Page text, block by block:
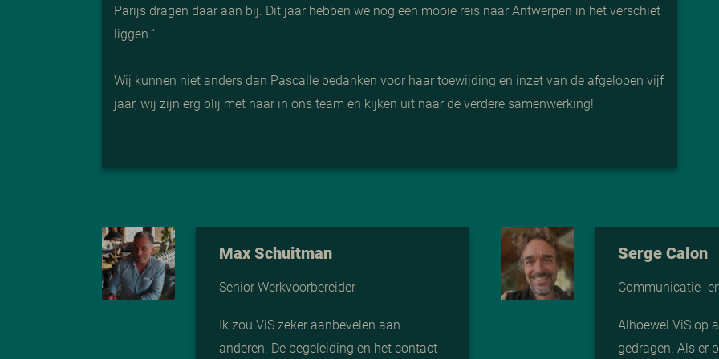
Parijs dragen daar aan bij. Dit jaar hebben we nog een mooie reis naar Antwerpen in het verschiet
liggen.”
Wij kunnen niet anders dan Pascalle bedanken voor haar toewijding en inzet van de afgelopen vijf
jaar, wij zijn erg blij met haar in ons team en kijken uit naar de verdere samenwerking!
Max Schuitman
Senior Werkvoorbereider
Ik zou ViS zeker aanbevelen aan
anderen. De begeleiding en het contact
Serge Calon
Communicatie-
Alhoewel ViS op
gedragen. Als er